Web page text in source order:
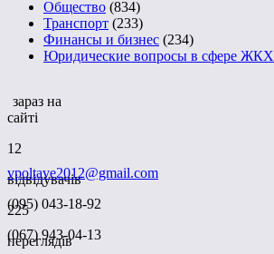
Общество (834)
Транспорт (233)
Финансы и бизнес (234)
Юридические вопросы в сфере ЖКХ
зараз на
сайті
12
відвідувачів
225
переглядів
vpoltave2012@gmail.com
(095) 043-18-92
(067) 943-04-13